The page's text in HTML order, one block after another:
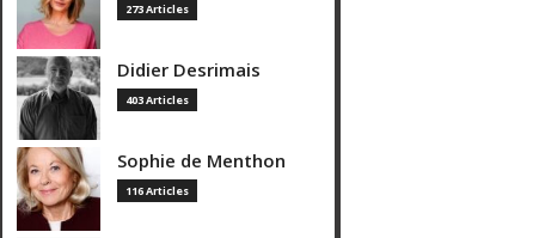
273 Articles
Didier Desrimais
403 Articles
Sophie de Menthon
116 Articles